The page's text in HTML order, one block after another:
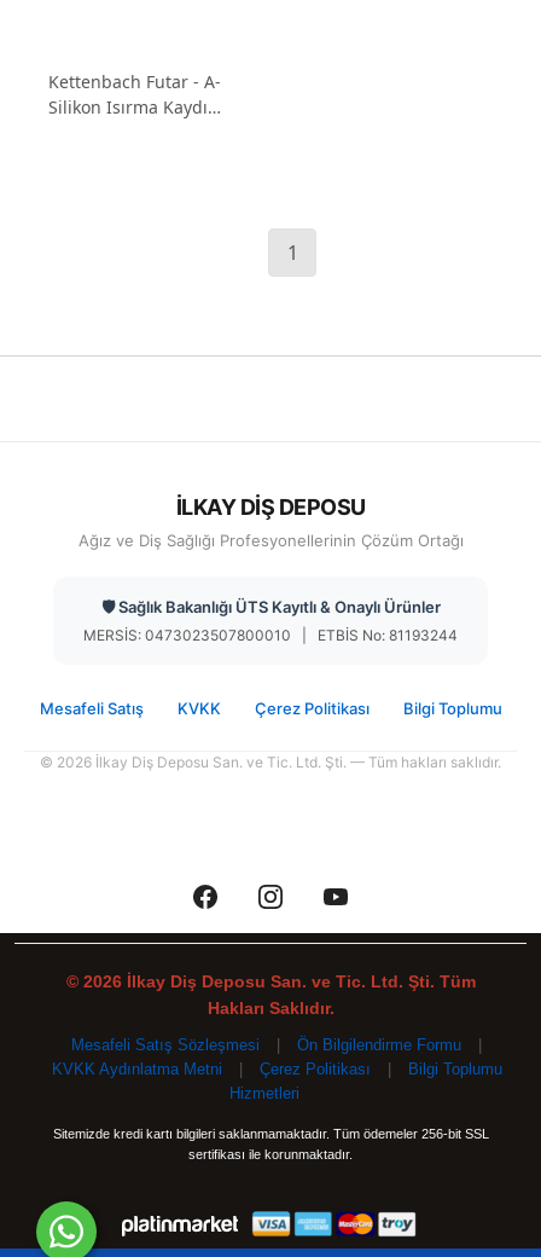
Kettenbach Futar - A-
Silikon Isırma Kaydı
1
İLKAY DİŞ DEPOSU
Ağız ve Diş Sağlığı Profesyonellerinin Çözüm Ortağı
🛡️ Sağlık Bakanlığı ÜTS Kayıtlı & Onaylı Ürünler
MERSİS: 0473023507800010 | ETBİS No: 81193244
Mesafeli Satış KVKK Çerez Politikası Bilgi Toplumu
© 2026 İlkay Diş Deposu San. ve Tic. Ltd. Şti. — Tüm hakları saklıdır.
© 2026 İlkay Diş Deposu San. ve Tic. Ltd. Şti. Tüm
Hakları Saklıdır.
Mesafeli Satış Sözleşmesi Ön Bilgilendirme Formu
KVKK Aydınlatma Metni
Çerez Politikası
Bilgi Toplumu
Hizmetleri
Sitemizde kredi kartı bilgileri saklanmamaktadır. Tüm ödemeler 256-bit SSL
sertifikası ile korunmaktadır.